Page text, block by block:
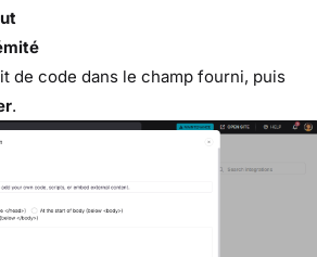
de code dans le champ fourni, puis
.